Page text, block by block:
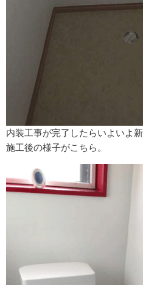
内装工事が完了したらいよいよ
施工後の様子がこちら。